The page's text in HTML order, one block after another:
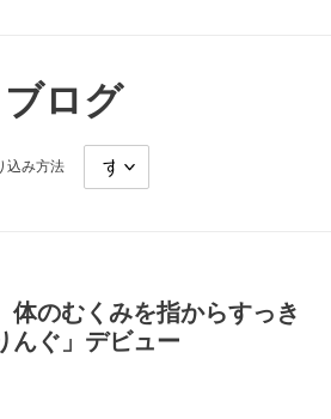
ブログ
込み方法
体のむくみを指からすっき
んぐ」デビュー